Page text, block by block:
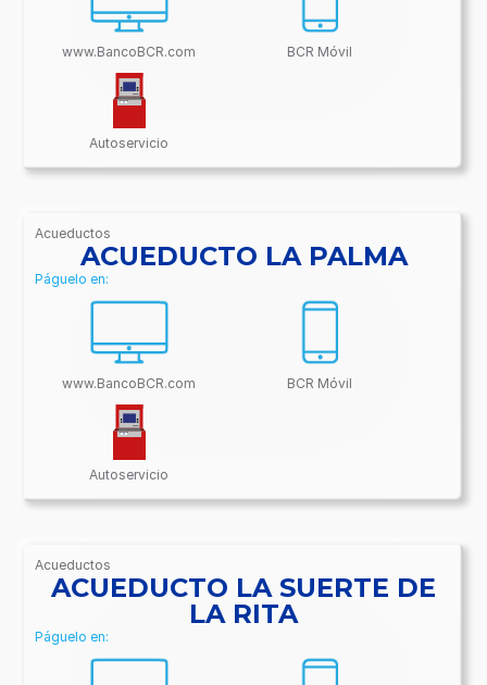
www.BancoBCR.com BCR Móvil
Autoservicio
Acueductos
/BancoBCR-
Contenido/Conectividades/Acueductos
ACUEDUCTO LA PALMA
Páguelo en:
www.BancoBCR.com BCR Móvil
Autoservicio
Acueductos
/BancoBCR-
Contenido/Conectividades/Acueductos
ACUEDUCTO LA SUERTE DE
LA RITA
Páguelo en: